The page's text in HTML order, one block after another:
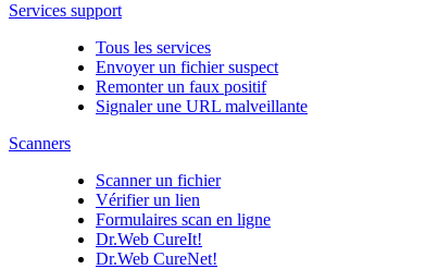
Services support
Tous les services
Envoyer un fichier suspect
Remonter un faux positif
Signaler une URL malveillante
Scanners
Scanner un fichier
Vérifier un lien
Formulaires scan en ligne
Dr.Web CureIt!
Dr.Web CureNet!